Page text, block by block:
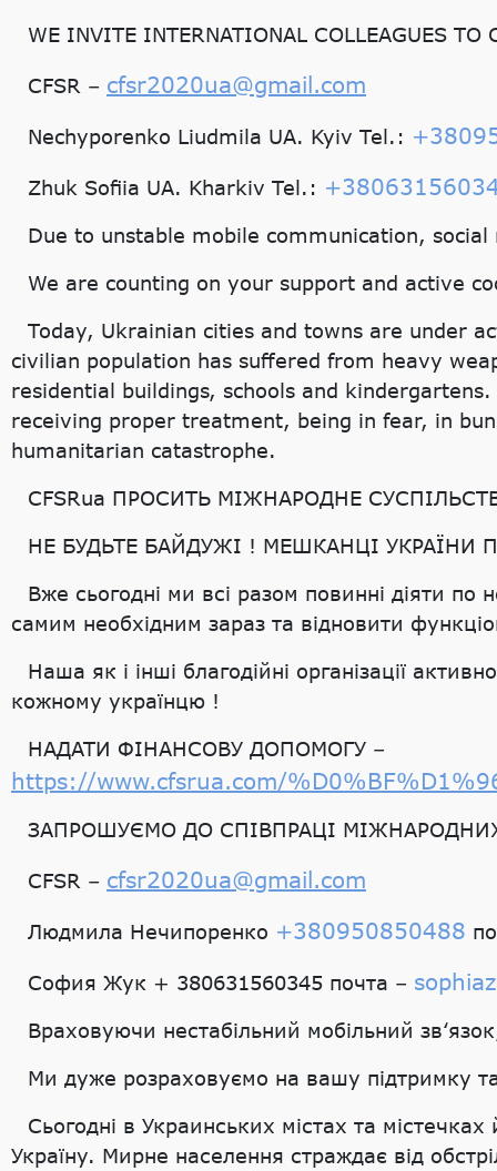
WE INVITE INTERNATIONAL COLLEAGUES TO
CFSR – cfsr2020ua@gmail.com
Nechyporenko Liudmila UA. Kyiv Tel.:
Zhuk Sofiia UA. Kharkiv Tel.:
Due to unstable mobile communication,
We are counting on your support and active
Today, Ukrainian cities and towns are under
civilian population has suffered from heavy
residential buildings, schools and
receiving proper treatment, being in fear, in
humanitarian catastrophe.
CFSRua ПРОСИТЬ МІЖНАРОДНЕ
НЕ БУДЬТЕ БАЙДУЖІ ! МЕШКАНЦІ
Вже сьогодні ми всі разом повинні діяти
самим необхідним зараз та відновити
Наша як і інші благодійні організації
кожному українцю !
НАДАТИ ФІНАНСОВУ ДОПОМОГУ –
https://www.cfsrua.com/
ЗАПРОШУЄМО ДО СПІВПРАЦІ
CFSR – cfsr2020ua@gmail.com
Людмила Нечипоренко +380950850488
София Жук + 380631560345 почта –
Враховуючи нестабільний мобільний
Ми дуже розраховуємо на вашу підтримку
Сьогодні в Украинських містах та містечках
Україну. Мирне населення страждає від